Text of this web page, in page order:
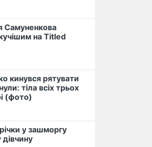
Самуненкова
на Titled
кинувся рятувати
тіла всіх трьох
(фото)
у зашморгу